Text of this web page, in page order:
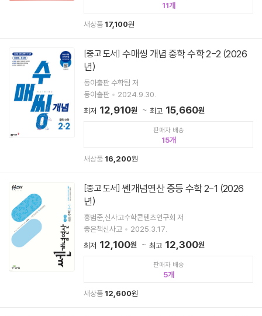
11
새상품 17,100원
[중고 도서] 수매씽 개념 중학 수학 2-2 (2026
년)
동아출판 수학팀 저
동아출판
2024.9.30.
최저 12,910원 최고 15,660원
판매자 배송
15
새상품 16,200원
[중고 도서] 쎈개념연산 중등 수학 2-1 (2026
년)
홍범준,신사고수학콘텐츠연구회 저
좋은책신사고
2025.3.17.
최저 12,100원 최고 12,300원
판매자 배송
5
새상품 12,600원